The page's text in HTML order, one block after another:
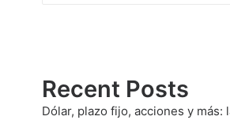
Recent Posts
Dólar, plazo fijo, acciones y más: